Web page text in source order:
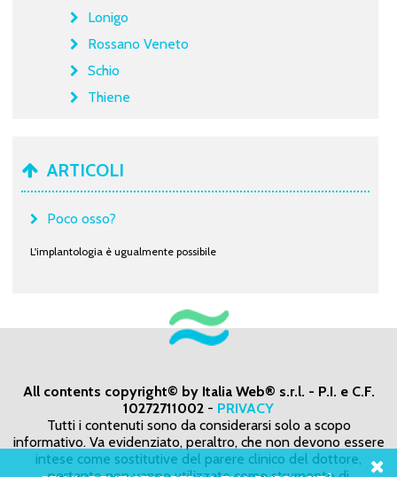
Lonigo
Rossano Veneto
Schio
Thiene
ARTICOLI
Poco osso?
L'implantologia è ugualmente possibile
All contents copyright© by Italia Web® s.r.l. - P.I. e C.F.
10272711002 - PRIVACY
Tutti i contenuti sono da considerarsi solo a scopo
informativo. Va evidenziato, peraltro, che non devono essere
intese come sostitutive del parere clinico del dottore,